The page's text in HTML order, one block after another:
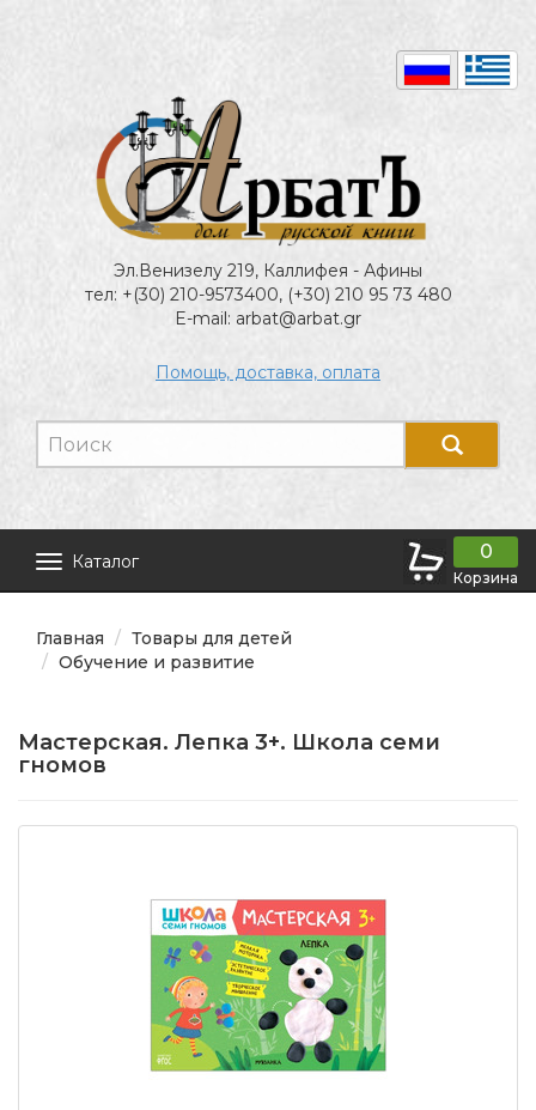
Эл.Венизелу 219, Каллифея - Афины
тел: +(30) 210-9573400, (+30) 210 95 73 480
E-mail: arbat@arbat.gr
Помощь, доставка, оплата
Каталог 0
Корзина
Главная
Товары для детей
Обучение и развитие
Мастерская. Лепка 3+. Школа семи
гномов